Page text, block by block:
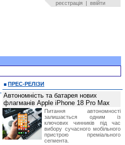
реєстрація | ввійти
ПРЕС-РЕЛІЗИ
Автономність та батарея нових
флагманів Apple iPhone 18 Pro Max
Питання автономності
залишається одним із
ключових чинників під час
вибору сучасного мобільного
пристрою преміального
сегмента.